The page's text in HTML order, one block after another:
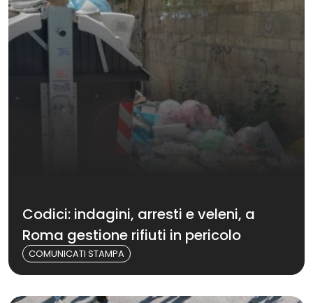
Codici: indagini, arresti e veleni, a
Roma gestione rifiuti in pericolo
COMUNICATI STAMPA